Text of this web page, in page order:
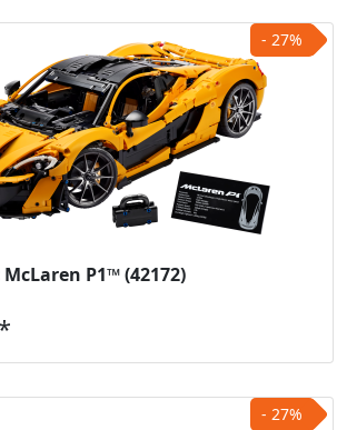
- 27%
McLaren P1™ (42172)
*
- 27%